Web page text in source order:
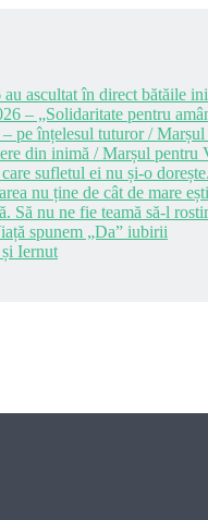
ascultat în direct bătăile
– „Solidaritate pentru
pe înțelesul tuturor /
din inimă / Marșul pentru
sufletul ei nu și-o
nu ține de cât de mare
nu ne fie teamă să-l
spunem „Da” iubirii
Iernut